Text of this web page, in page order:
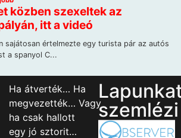
Ha átverték… Ha
megvezették… Vagy
ha csak hallott
egy jó sztorit…
szemlézi